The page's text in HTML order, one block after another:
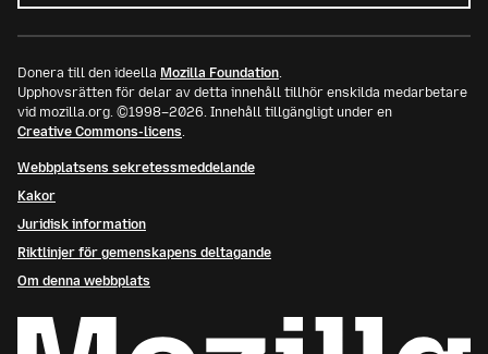
Donera till den ideella Mozilla Foundation.
Upphovsrätten för delar av detta innehåll tillhör enskilda medarbetare
vid mozilla.org. ©1998–2026. Innehåll tillgängligt under en
Creative Commons-licens.
Webbplatsens sekretessmeddelande
Kakor
Juridisk information
Riktlinjer för gemenskapens deltagande
Om denna webbplats